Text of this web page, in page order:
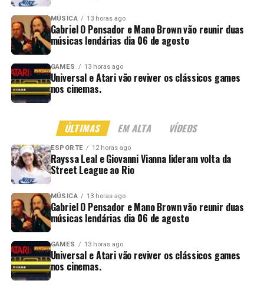
MÚSICA 13 horas ago
Gabriel O Pensador e Mano Brown vão reunir duas
músicas lendárias dia 06 de agosto
GAMES 13 horas ago
Universal e Atari vão reviver os clássicos games
nos cinemas.
ÚLTIMAS EM ALTA VÍDEOS
ESPORTE 12 horas ago
Rayssa Leal e Giovanni Vianna lideram volta da
Street League ao Rio
MÚSICA 13 horas ago
Gabriel O Pensador e Mano Brown vão reunir duas
músicas lendárias dia 06 de agosto
GAMES 13 horas ago
Universal e Atari vão reviver os clássicos games
nos cinemas.